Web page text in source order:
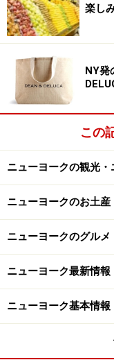
たりだ。
「あるピザ屋につ
員のルックスがデ
その店員から『ア
ろ？』ってばれて
語るように、レス
は、今や大御所フ
交えてバッサリ斬
【関連情報】
・ニューヨーカー
・ニューヨークら
・ニューヨークで
楽し
NY発
この
ニューヨークの観光
ニューヨークのお土産
ニューヨークのグル
ニューヨーク最新情報
ニューヨーク基本情報